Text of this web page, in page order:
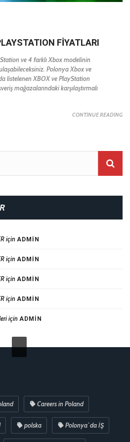
FİYATLARI
ve 4 farklı Xbox modelinin
Polonya Xbox ve
listelenen XBOX ve PlayStation
mağazalarındaki karşılaştırmalı
CONTINUE READING
için ADMIN
için ADMIN
için ADMIN
için ADMIN
için ADMIN
Careers in Poland
polska Polonya`da İŞ